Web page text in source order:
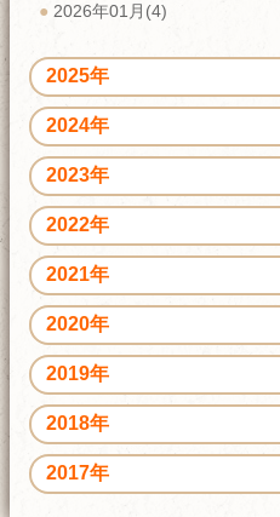
2026年01月(4)
2025年
2024年
2023年
2022年
2021年
2020年
2019年
2018年
2017年